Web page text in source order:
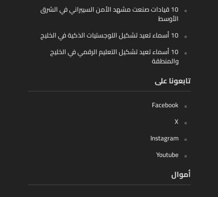
10 قيادات صنعت مشهد الأمن السيبراني في الشرق
الأوسط
10 أسماء تعيد تشكيل اللوجستيات الذكية في الخليج
10 أسماء تعيد تشكيل التعليم الرقمي في الخليج
والمنطقة
تابعونا على
Facebook
X
Instagram
Youtube
أموال